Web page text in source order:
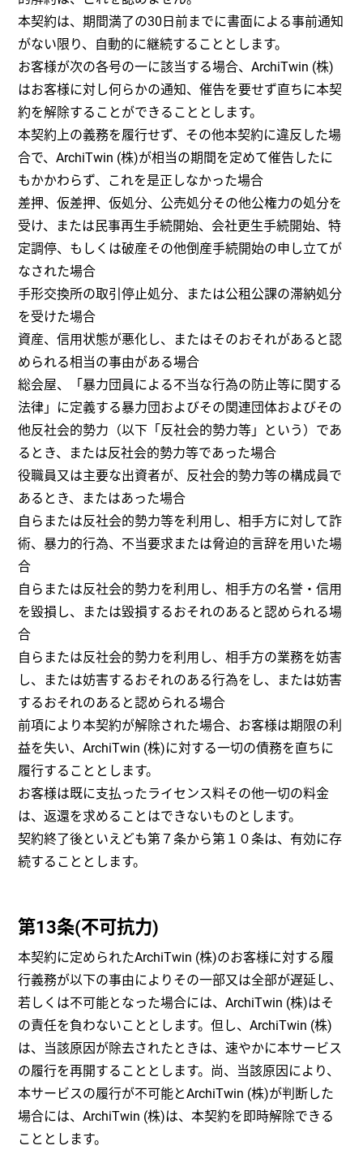
本契約は、期間満了の30日前までに書面による事前通知
がない限り、自動的に継続することとします。
お客様が次の各号の一に該当する場合、ArchiTwin (株)
はお客様に対し何らかの通知、催告を要せず直ちに本契
約を解除することができることとします。
本契約上の義務を履行せず、その他本契約に違反した場
合で、ArchiTwin (株)が相当の期間を定めて催告したに
もかかわらず、これを是正しなかった場合
差押、仮差押、仮処分、公売処分その他公権力の処分を
受け、または民事再生手続開始、会社更生手続開始、特
定調停、もしくは破産その他倒産手続開始の申し立てが
なされた場合
手形交換所の取引停止処分、または公租公課の滞納処分
を受けた場合
資産、信用状態が悪化し、またはそのおそれがあると認
められる相当の事由がある場合
総会屋、「暴力団員による不当な行為の防止等に関する
法律」に定義する暴力団およびその関連団体およびその
他反社会的勢力（以下「反社会的勢力等」という）であ
るとき、または反社会的勢力等であった場合
役職員又は主要な出資者が、反社会的勢力等の構成員で
あるとき、またはあった場合
自らまたは反社会的勢力等を利用し、相手方に対して詐
術、暴力的行為、不当要求または脅迫的言辞を用いた場
合
自らまたは反社会的勢力を利用し、相手方の名誉・信用
を毀損し、または毀損するおそれのあると認められる場
合
自らまたは反社会的勢力を利用し、相手方の業務を妨害
し、または妨害するおそれのある行為をし、または妨害
するおそれのあると認められる場合
前項により本契約が解除された場合、お客様は期限の利
益を失い、ArchiTwin (株)に対する一切の債務を直ちに
履行することとします。
お客様は既に支払ったライセンス料その他一切の料金
は、返還を求めることはできないものとします。
契約終了後といえども第７条から第１０条は、有効に存
続することとします。
第13条(不可抗力)
本契約に定められたArchiTwin (株)のお客様に対する履
行義務が以下の事由によりその一部又は全部が遅延し、
若しくは不可能となった場合には、ArchiTwin (株)はそ
の責任を負わないこととします。但し、ArchiTwin (株)
は、当該原因が除去されたときは、速やかに本サービス
の履行を再開することとします。尚、当該原因により、
本サービスの履行が不可能とArchiTwin (株)が判断した
場合には、ArchiTwin (株)は、本契約を即時解除できる
こととします。